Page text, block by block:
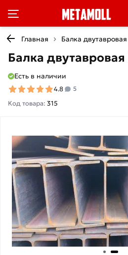
Главная Балка двутавровая
Балка двутавровая
Есть в наличии
4.8 5
Код товара: 315